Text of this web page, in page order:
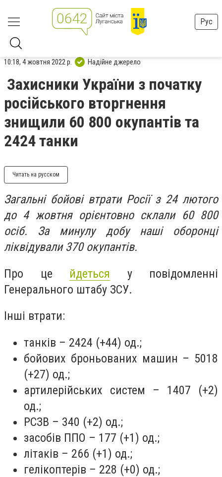
Рус
10:18, 4 жовтня 2022 р. Надійне джерело
Захисники України з початку
російського вторгнення
знищили 60 800 окупантів та
2424 танки
Читать на русском
Загальні бойові втрати Росії з 24 лютого
до 4 жовтня орієнтовно склали 60 800
осіб. За минулу добу наші оборонці
ліквідували 370 окупантів.
Про це йдеться у повідомленні
Генерального штабу ЗСУ.
Інші втрати:
танків – 2424 (+44) од.;
бойових броньованих машин – 5018
(+27) од.;
артилерійських систем – 1407 (+2)
од.;
РСЗВ – 340 (+2) од.;
засобів ППО – 177 (+1) од.;
літаків – 266 (+1) од.;
гелікоптерів – 228 (+0) од.;